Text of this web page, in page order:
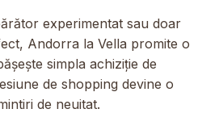
experimentat sau doar
Andorra la Vella promite o
simpla achiziție de
de shopping devine o
de neuitat.